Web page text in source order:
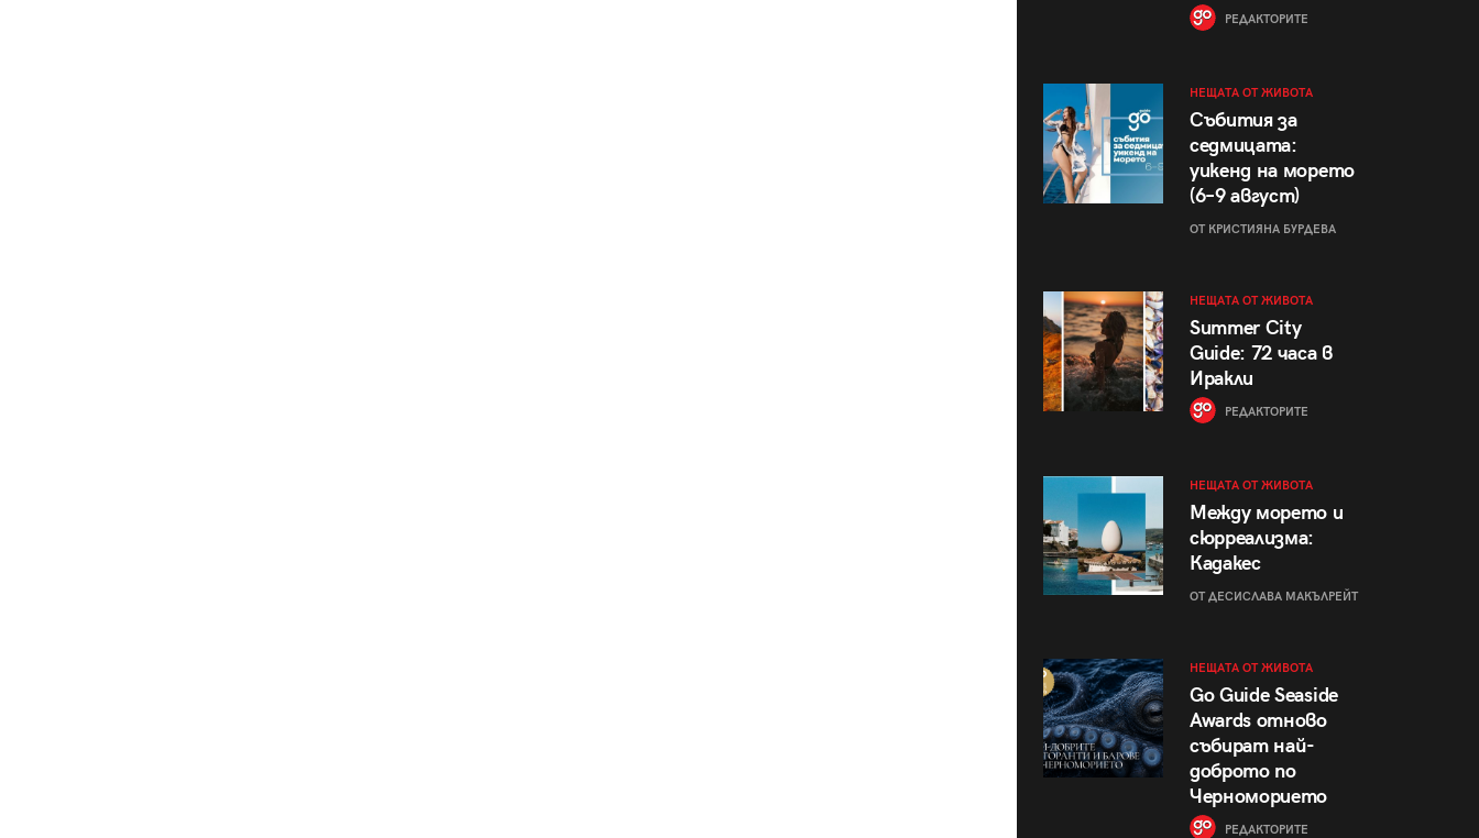
РЕДАКТОРИТЕ
НЕЩАТА ОТ ЖИВОТА
Събития за
седмицата:
уикенд на морето
(6–9 август)
ОТ КРИСТИЯНА БУРДЕВА
НЕЩАТА ОТ ЖИВОТА
Summer City
Guide: 72 часа в
Иракли
РЕДАКТОРИТЕ
НЕЩАТА ОТ ЖИВОТА
Между морето и
сюрреализма:
Кадакес
ОТ ДЕСИСЛАВА МАКЪЛРЕЙТ
НЕЩАТА ОТ ЖИВОТА
Go Guide Seaside
Awards отново
събират най-
доброто по
Черноморието
РЕДАКТОРИТЕ